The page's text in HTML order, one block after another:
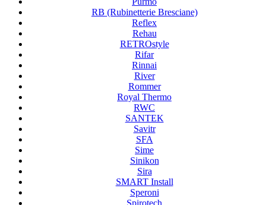
RB (Rubinetterie Bresciane)
Reflex
Rehau
RETROstyle
Rifar
Rinnai
River
Rommer
Royal Thermo
RWC
SANTEK
Savitr
SFA
Sime
Sinikon
Sira
SMART Install
Speroni